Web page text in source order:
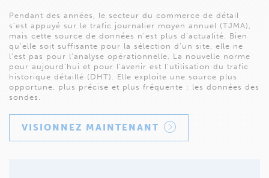
Pendant des années, le secteur du commerce de détail
s’est appuyé sur le trafic journalier moyen annuel (TJMA),
mais cette source de données n’est plus d’actualité. Bien
qu’elle soit suffisante pour la sélection d’un site, elle ne
l’est pas pour l’analyse opérationnelle. La nouvelle norme
pour aujourd’hui et pour l’avenir est l’utilisation du trafic
historique détaillé (DHT). Elle exploite une source plus
opportune, plus précise et plus fréquente : les données des
sondes.
VISIONNEZ MAINTENANT